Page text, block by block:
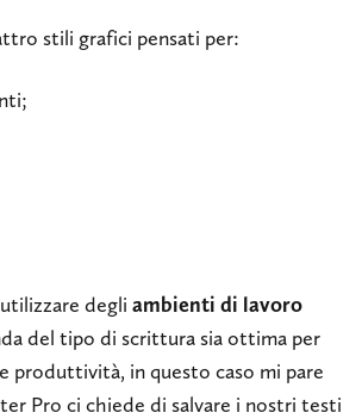
stili grafici pensati per:
degli ambienti di lavoro
del tipo di scrittura sia ottima per
produttività, in questo caso mi pare
Pro ci chiede di salvare i nostri testi